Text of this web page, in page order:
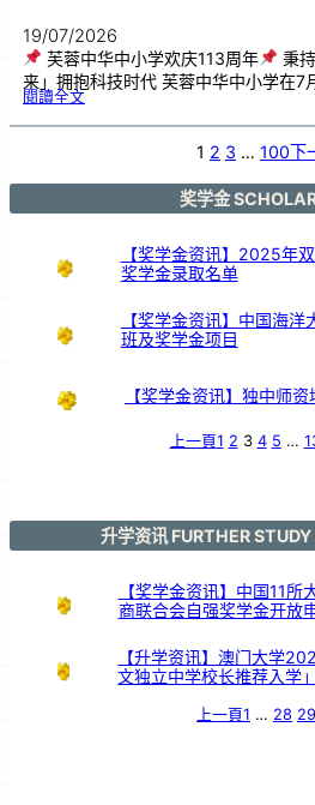
19/07/2026
芙蓉中华中小学欢庆113周年
秉
来」拥抱科技时代 芙蓉中华中小学在7
閱讀全文:芙
华
1
年
1 2 3 … 100下
奖学金
【奖学金资讯】2025年
奖学金录取名单
【奖学金资讯】中国海
班及奖学金项目
【奖学金资讯】独中师
上一頁1 2 3 4 5 …
升学资讯 FURTHER
【奖学金资讯】中国11
商联合会自强奖学金开放
【升学资讯】澳门大学
文独立中学校长推荐入学
上一頁1 … 28 29